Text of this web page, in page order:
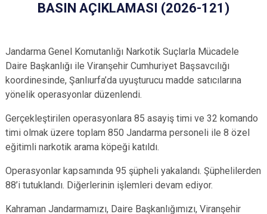
BASIN AÇIKLAMASI (2026-121)
Jandarma Genel Komutanlığı Narkotik Suçlarla Mücadele
Daire Başkanlığı ile Viranşehir Cumhuriyet Başsavcılığı
koordinesinde, Şanlıurfa’da uyuşturucu madde satıcılarına
yönelik operasyonlar düzenlendi.
Gerçekleştirilen operasyonlara 85 asayiş timi ve 32 komando
timi olmak üzere toplam 850 Jandarma personeli ile 8 özel
eğitimli narkotik arama köpeği katıldı.
Operasyonlar kapsamında 95 şüpheli yakalandı. Şüphelilerden
88’i tutuklandı. Diğerlerinin işlemleri devam ediyor.
Kahraman Jandarmamızı, Daire Başkanlığımızı, Viranşehir